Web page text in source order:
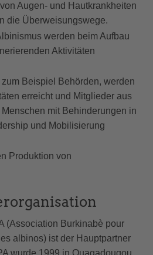
Augen- und Hautkrankheiten
die Überweisungswege.
werden beim Aufbau
Aktivitäten
Beispiel Behörden, werden
erreicht und Mitglieder aus
mit Behinderungen in
und Mobilisierung
Produktion von
(Association Burkinabè pour
albinos) ist der Hauptpartner